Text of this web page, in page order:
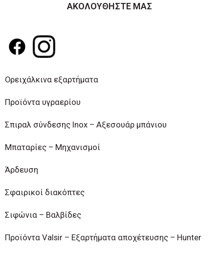
ΑΚΟΛΟΥΘΗΣΤΕ ΜΑΣ
Ορειχάλκινα εξαρτήματα
Προϊόντα υγραερίου
Σπιραλ σύνδεσης Inox – Αξεσουάρ μπάνιου
Μπαταρίες – Μηχανισμοί
Άρδευση
Σφαιρικοί διακόπτες
Σιφώνια – Βαλβίδες
Προϊόντα Valsir – Εξαρτήματα αποχέτευσης – Hunter